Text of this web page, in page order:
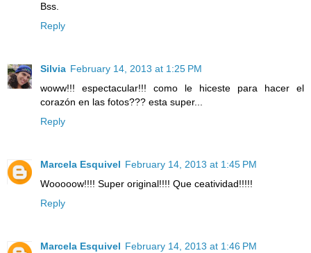
Bss.
Reply
Silvia February 14, 2013 at 1:25 PM
woww!!! espectacular!!! como le hiceste para hacer el
corazón en las fotos??? esta super...
Reply
Marcela Esquivel February 14, 2013 at 1:45 PM
Wooooow!!!! Super original!!!! Que ceatividad!!!!!
Reply
Marcela Esquivel February 14, 2013 at 1:46 PM